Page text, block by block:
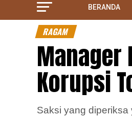
BERANDA
RAGAM
Manager
Korupsi
Saksi yang diperiksa